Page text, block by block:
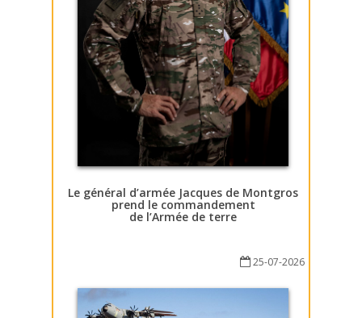
Le général d’armée Jacques de Montgros
prend le commandement
de l’Armée de terre
25-07-2026